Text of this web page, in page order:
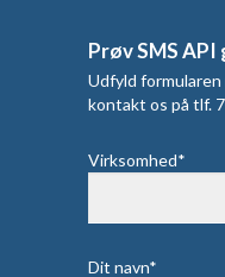
Prøv SMS API
Udfyld formularen
kontakt os på tlf.
Virksomhed*
Dit navn*